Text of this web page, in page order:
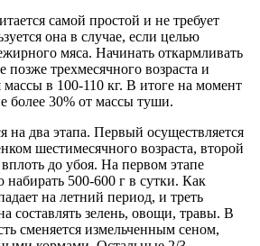
самой простой и не требует
она в случае, если целью
мяса. Начинать откармливать
позже трехмесячного возраста и
в 100-110 кг. В итоге на момент
более 30% от массы туши.
на два этапа. Первый осуществляется
шестимесячного возраста, второй
до убоя. На первом этапе
набирать 500-600 г в сутки. Как
на летний период, и треть
составлять зелень, овощи, травы. В
сменяется измельченным сеном,